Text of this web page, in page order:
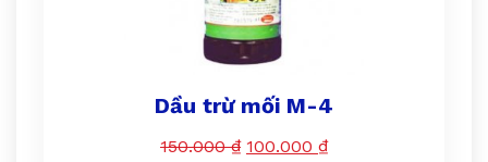
Dầu trừ mối M-4
150.000₫ 100.000 ₫